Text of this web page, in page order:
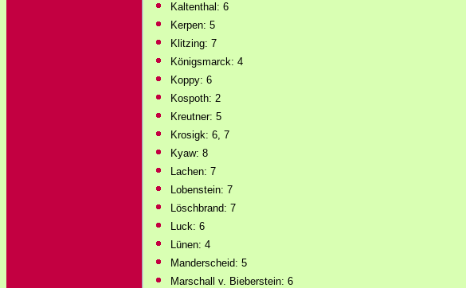
Kaltenthal: 6
Kerpen: 5
Klitzing: 7
Königsmarck: 4
Koppy: 6
Kospoth: 2
Kreutner: 5
Krosigk: 6, 7
Kyaw: 8
Lachen: 7
Lobenstein: 7
Löschbrand: 7
Luck: 6
Lünen: 4
Manderscheid: 5
Marschall v. Bieberstein: 6